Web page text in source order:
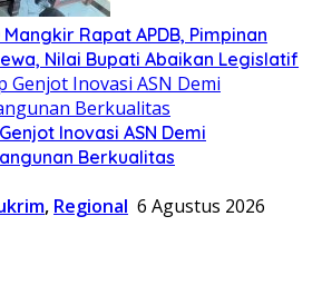
Rapat APDB, Pimpinan
Nilai Bupati Abaikan Legislatif
Inovasi ASN Demi
Berkualitas
, Regional 6 Agustus 2026